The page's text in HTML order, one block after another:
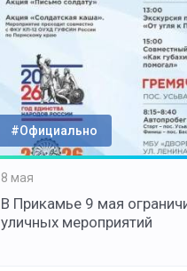
#Официально
8 мая
В Прикамье 9 мая
уличных мероприятий